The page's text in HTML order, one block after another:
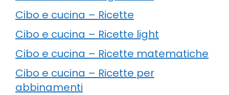
Cibo e cucina – Ricette
Cibo e cucina – Ricette light
Cibo e cucina – Ricette matematiche
Cibo e cucina – Ricette per
abbinamenti